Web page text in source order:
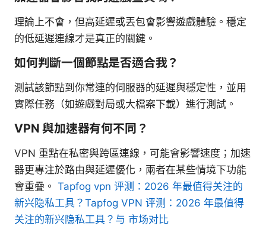
理論上不會，但高延遲或丟包會影響遊戲體驗。穩定
的低延遲連線才是真正的關鍵。
如何判斷一個節點是否適合我？
測試該節點到你常連的伺服器的延遲與穩定性，並用
實際任務（如遊戲對局或大檔案下載）進行測試。
VPN 與加速器有何不同？
VPN 重點在私密與跨區連線，可能會影響速度；加速
器更專注於路由與延遲優化，兩者在某些情境下功能
會重疊。 Tapfog vpn 评测：2026 年最值得关注的
新兴隐私工具？Tapfog VPN 评测：2026 年最值得
关注的新兴隐私工具？与 市场对比